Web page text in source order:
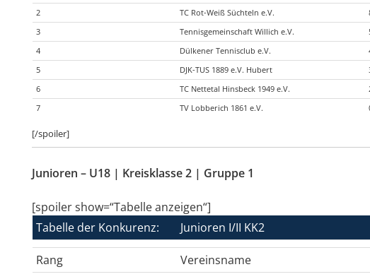
2
TC Rot-Weiß Süchteln e.V.
3
Tennisgemeinschaft Willich e.V.
4
Dülkener Tennisclub e.V.
5
DJK-TUS 1889 e.V. Hubert
6
TC Nettetal Hinsbeck 1949 e.V.
7
TV Lobberich 1861 e.V.
[/spoiler]
Junioren – U18 | Kreisklasse 2 | Gruppe 1
[spoiler show=“Tabelle anzeigen“]
Tabelle der Konkurenz:
Junioren I/II KK2
Rang Vereinsname